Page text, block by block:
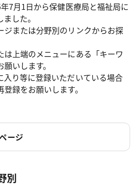
7月1日から保健医療局と福祉局に
した。
ジまたは分野別のリンクからお探
は上端のメニューにある「キーワ
いします。
入り等に登録いただいている場合
録をお願いします。
ージ
別